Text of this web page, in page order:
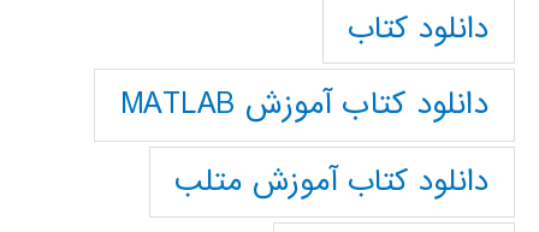
دانلود کتاب
دانلود کتاب آموزش MATLAB
دانلود کتاب آموزش متلب